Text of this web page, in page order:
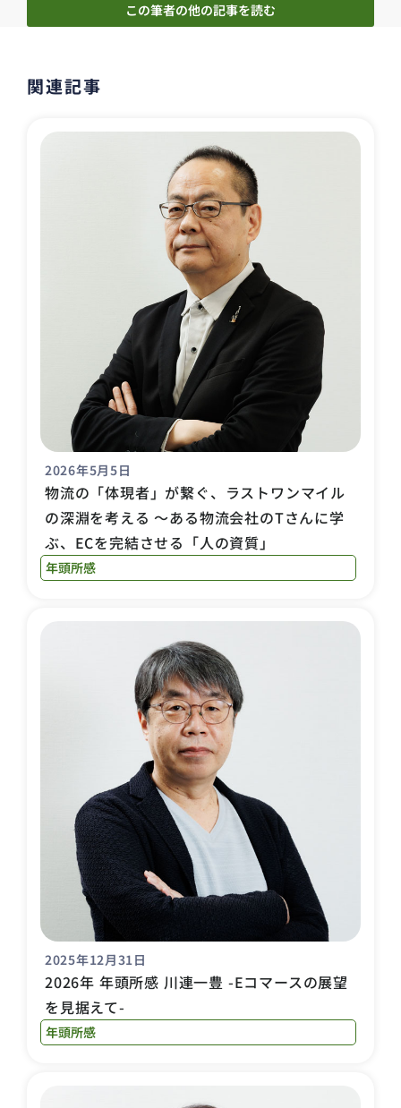
この筆者の他の記事を読む
関連記事
2026年5月5日
物流の「体現者」が繋ぐ、ラストワンマイル
の深淵を考える ～ある物流会社のTさんに学
ぶ、ECを完結させる「人の資質」
年頭所感
2025年12月31日
2026年 年頭所感 川連一豊 -Eコマースの展望
を見据えて-
年頭所感